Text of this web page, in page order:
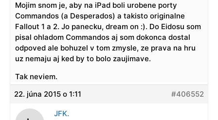
Mojim snom je, aby na iPad boli urobene porty
Commandos (a Desperados) a takisto originalne
Fallout 1 a 2. Jo panecku, dream on :). Do Eidosu som
pisal ohladom Commandos aj som dokonca dostal
odpoved ale bohuzel v tom zmysle, ze prava na hru
uz nemaju aj ked by to bolo zaujimave.
Tak neviem.
22. júna 2015 o 1:11
#406552
JFK.